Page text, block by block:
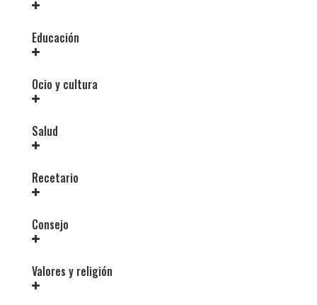
Educación
Ocio y cultura
Salud
Recetario
Consejo
Valores y religión